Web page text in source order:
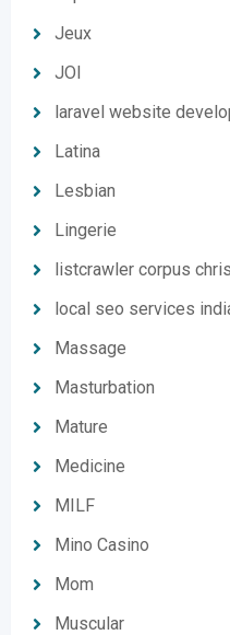
Jeux
JOI
laravel website
Latina
Lesbian
Lingerie
listcrawler corpus
local seo services
Massage
Masturbation
Mature
Medicine
MILF
Mino Casino
Mom
Muscular